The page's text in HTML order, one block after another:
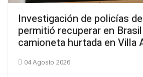
Investigación de policías
permitió recuperar en
camioneta hurtada en Villa
04 Agosto 2026